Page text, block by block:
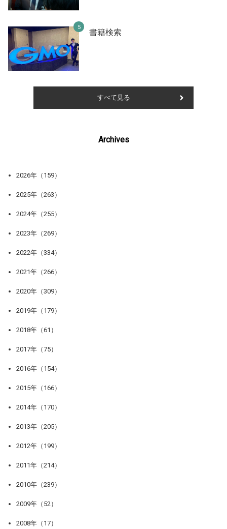
書籍検索
すべて見る
Archives
2026年（159）
2025年（263）
2024年（255）
2023年（269）
2022年（334）
2021年（266）
2020年（309）
2019年（179）
2018年（61）
2017年（75）
2016年（154）
2015年（166）
2014年（170）
2013年（205）
2012年（199）
2011年（214）
2010年（239）
2009年（52）
2008年（17）